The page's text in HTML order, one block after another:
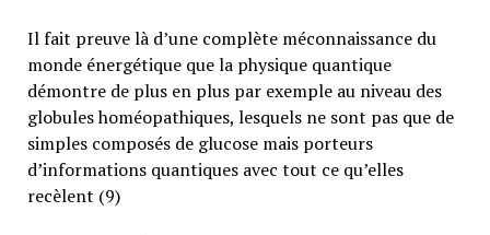
Il fait preuve là d’une complète méconnaissance du
monde énergétique que la physique quantique
démontre de plus en plus par exemple au niveau des
globules homéopathiques, lesquels ne sont pas que de
simples composés de glucose mais porteurs
d’informations quantiques avec tout ce qu’elles
recèlent (9)